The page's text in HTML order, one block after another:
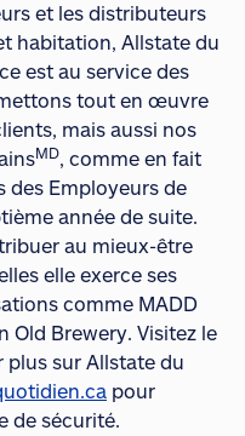
et les distributeurs
habitation, Allstate du
est au service des
tout en œuvre
mais aussi nos
MD, comme en fait
des Employeurs de
année de suite.
au mieux-être
elle exerce ses
comme MADD
Old Brewery. Visitez le
plus sur Allstate du
pour
de sécurité.